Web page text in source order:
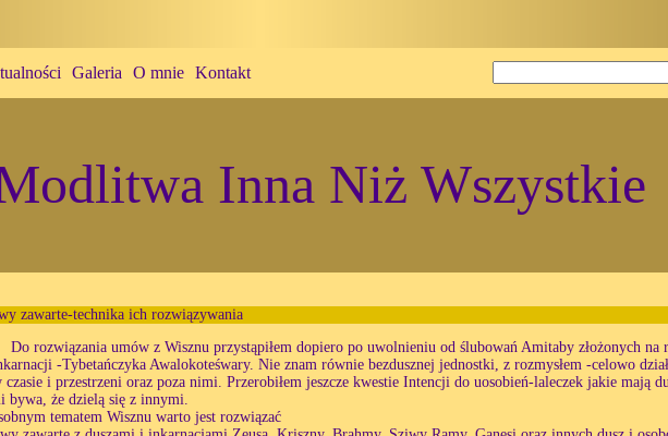
Galeria O mnie Kontakt
Inna Niż Wszystkie
zawarte-technika ich rozwiązywania
Do rozwiązania umów z Wisznu przystąpiłem dopiero po uwolnieniu od ślubowań Amitaby złożonych na
-Tybetańczyka Awalokoteśwary. Nie znam równie bezdusznej jednostki, z rozmysłem -celowo
czasie i przestrzeni oraz poza nimi. Przerobiłem jeszcze kwestie Intencji do uosobień-laleczek jakie mają
bywa, że dzielą się z innymi.
tematem Wisznu warto jest rozwiązać